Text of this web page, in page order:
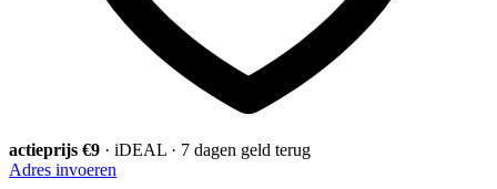
actieprijs €9 · iDEAL · 7 dagen geld terug
Adres invoeren